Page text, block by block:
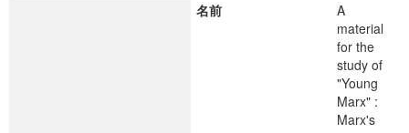
名前
A
material
for the
study of
"Young
Marx" :
Marx's